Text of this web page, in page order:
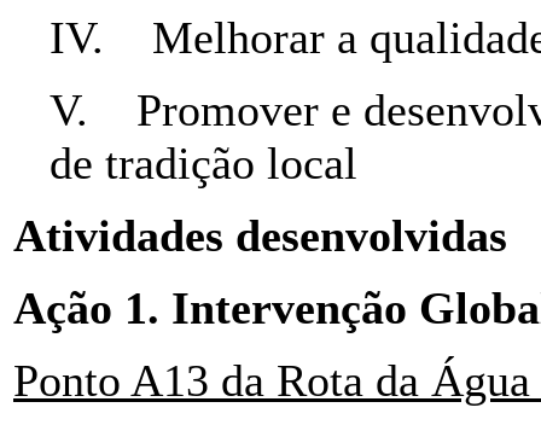
IV. Melhorar a
V. Promover e
de tradição local
Atividades desenvolvidas
Ação 1. Intervenção
Ponto A13 da Rota da